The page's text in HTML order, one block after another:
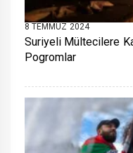
8 TEMMUZ 2024
Suriyeli Mültecilere
Pogromlar